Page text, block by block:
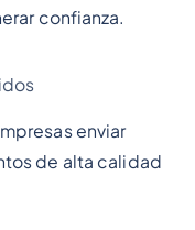
confianza.
enviar
de alta calidad